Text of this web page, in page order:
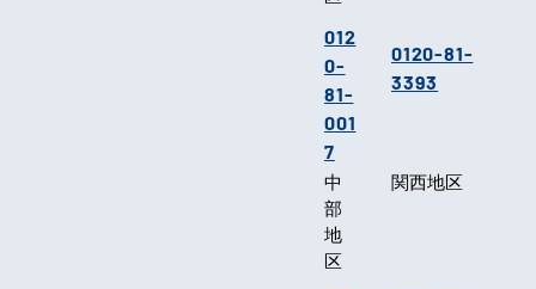
012
0-
81-
001
7
0120-81-
3393
中
部
地
区
関西地区